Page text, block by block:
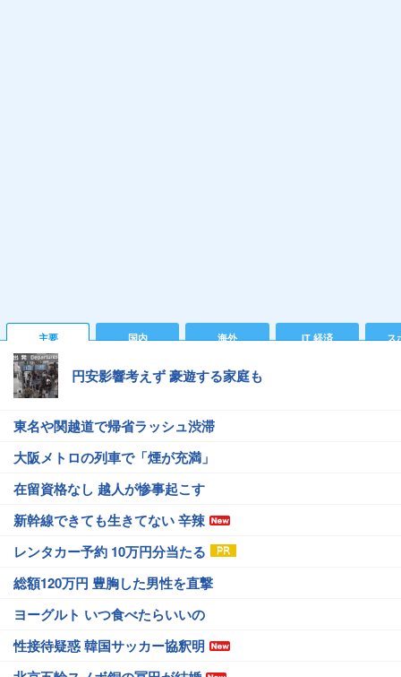
主要 国内 海外 IT 経済 ス
円安影響考えず 豪遊する家庭も
東名や関越道で帰省ラッシュ渋滞
大阪メトロの列車で「煙が充満」
在留資格なし 越人が惨事起こす
新幹線できても生きてない 辛辣
レンタカー予約 10万円分当たる
総額120万円 豊胸した男性を直撃
ヨーグルト いつ食べたらいいの
性接待疑惑 韓国サッカー協釈明